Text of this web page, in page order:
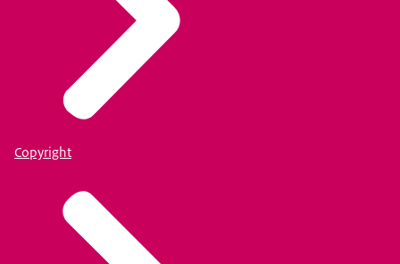
Copyright